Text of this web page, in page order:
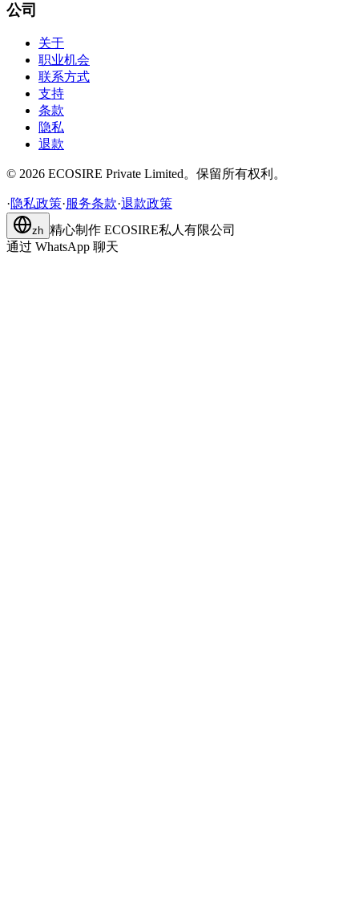
公司
关于
职业机会
联系方式
支持
条款
隐私
退款
© 2026 ECOSIRE Private Limited。保留所有权利。
·隐私政策·服务条款·退款政策
zh 精心制作 ECOSIRE私人有限公司
通过 WhatsApp 聊天